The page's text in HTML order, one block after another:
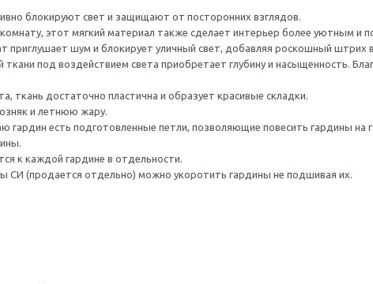
блокируют свет и защищают от посторонних взглядов.
этот мягкий материал также сделает интерьер более уютным и
приглушает шум и блокирует уличный свет, добавляя роскошный штрих
ткани под воздействием света приобретает глубину и насыщенность.
ткань достаточно пластична и образует красивые складки.
и летнюю жару.
гардин есть подготовленные петли, позволяющие повесить гардины на
к каждой гардине в отдельности.
СИ (продается отдельно) можно укоротить гардины не подшивая их.